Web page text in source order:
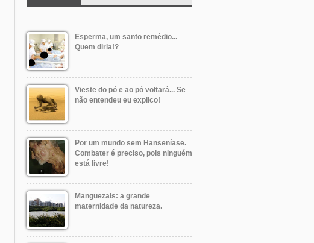
Esperma, um santo remédio...
Quem diria!?
Vieste do pó e ao pó voltará... Se
não entendeu eu explico!
Por um mundo sem Hanseníase.
Combater é preciso, pois ninguém
está livre!
Manguezais: a grande
maternidade da natureza.